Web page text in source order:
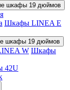
шкафы 19 дюймов
Шкафы LINEA E
шкафы 19 дюймов
W Шкафы
42U